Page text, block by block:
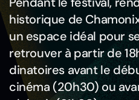
historique de
un espace idéal pour
retrouver à partir de
dinatoires avant le
cinéma (20h30) ou